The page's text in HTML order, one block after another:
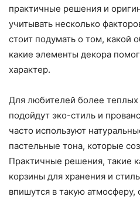
практичные решения и
учитывать несколько
стоит подумать о том, какой
какие элементы декора
характер.
Для любителей более
подойдут эко-стиль и
часто используют
пастельные тона, которые
Практичные решения, такие
корзины для хранения и
впишутся в такую атмосферу,